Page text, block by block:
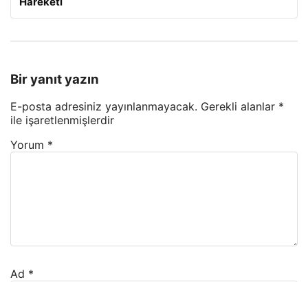
Bir yanıt yazın
E-posta adresiniz yayınlanmayacak. Gerekli alanlar *
ile işaretlenmişlerdir
Yorum *
Ad *